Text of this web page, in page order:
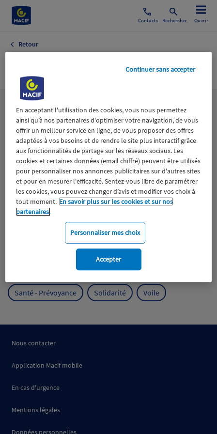
Contacts Rechercher Ouvrir
Retour
Lesthématiques
Aidants Catastrophes naturelles Climat
ESS
Expérience clients Fondation Macif Jeunesse
Mobilité
Protection de l'environnement
Protection des océans Prévention
Santé - Prévoyance Solidarité Voile
Nous contacter
Application Macif mobile
En cas d'urgence
Mentions légales
Données personnelles
En acceptant l'utilisation des cookies, vous nous permettez
ainsi qu’à nos partenaires d'optimiser votre navigation, de vous
offrir un meilleur service en ligne, de vous proposer des offres
adaptées à vos besoins et de rendre le site plus interactif grâce
aux fonctionnalités de partage sur les réseaux sociaux. Les
cookies et certaines données (email chiffré) peuvent être utilisés
pour personnaliser nos annonces publicitaires sur d'autres sites
et pour en mesurer l'efficacité. Sentez-vous libre de paramétrer
les cookies, vous pouvez changer d’avis et modifier vos choix à
tout moment. En savoir plus sur les cookies et sur nos
partenaires.
Personnaliser mes choix
Continuer sans accepter
Accepter